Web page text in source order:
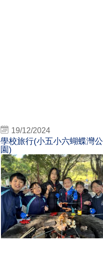
19/12/2024
學校旅行(小五小六蝴蝶灣公
園)